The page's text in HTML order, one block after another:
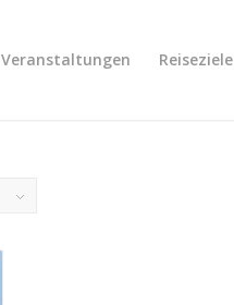
Veranstaltungen Reiseziele